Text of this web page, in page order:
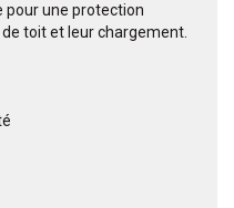
pour une protection
toit et leur chargement.